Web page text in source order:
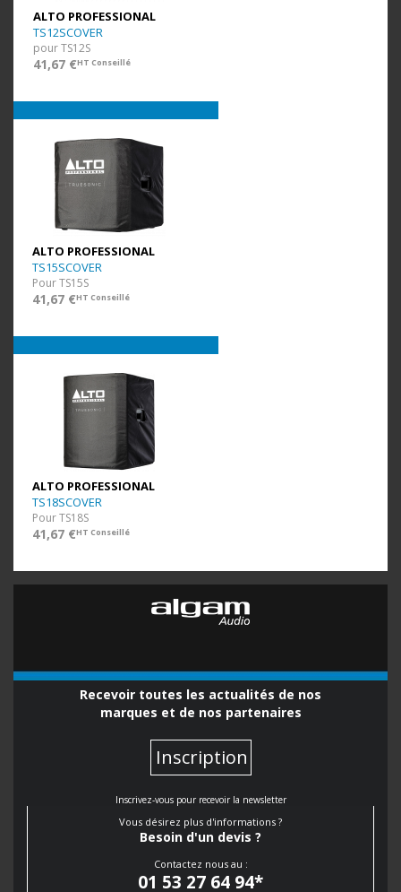
ALTO PROFESSIONAL
TS12SCOVER
pour TS12S
41,67 €HT Conseillé
ALTO PROFESSIONAL
TS15SCOVER
Pour TS15S
41,67 €HT Conseillé
ALTO PROFESSIONAL
TS18SCOVER
Pour TS18S
41,67 €HT Conseillé
Recevoir toutes les actualités de nos
marques et de nos partenaires
Inscription
Inscrivez-vous pour recevoir la newsletter
Vous désirez plus d'informations ?
Besoin d'un devis ?
Contactez nous au :
01 53 27 64 94*